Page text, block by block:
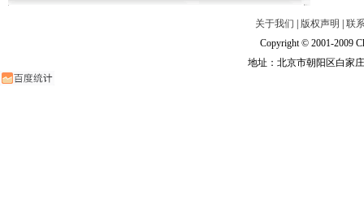
关于我们 版权声明
联
Copyright © 2001-2009
地址：北京市朝阳区白家